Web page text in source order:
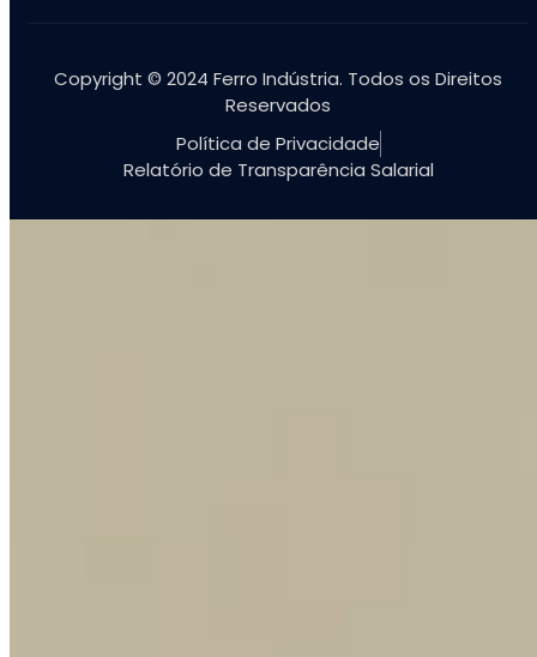
Copyright © 2024 Ferro Indústria. Todos os Direitos
Reservados
Política de Privacidade
Relatório de Transparência Salarial